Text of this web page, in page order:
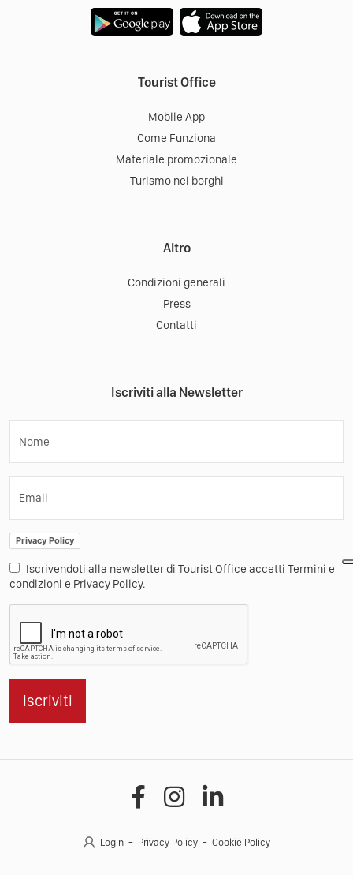
Tourist Office
Mobile App
Come Funziona
Materiale promozionale
Turismo nei borghi
Altro
Condizioni generali
Press
Contatti
Iscriviti alla Newsletter
Nome
Email
Privacy Policy
Iscrivendoti alla newsletter di Tourist Office accetti Termini e
condizioni e Privacy Policy.
Iscriviti
Login Privacy Policy Cookie Policy